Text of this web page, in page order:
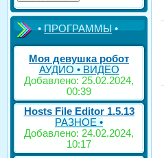
•ПРОГРАММЫ•
Моя девушка робот
АУДИО • ВИДЕО
Добавлено: 25.02.2024,
00:39
Hosts File Editor 1.5.13
РАЗНОЕ •
Добавлено: 24.02.2024,
10:17